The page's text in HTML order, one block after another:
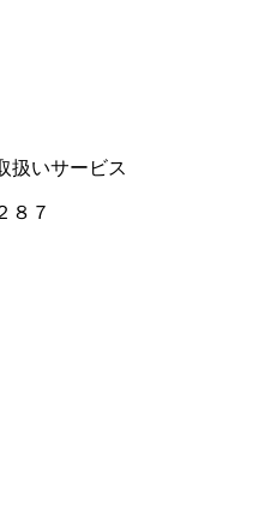
扱いサービス
８７